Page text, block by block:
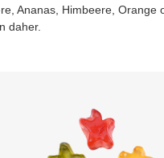
Ananas, Himbeere, Orange
daher.